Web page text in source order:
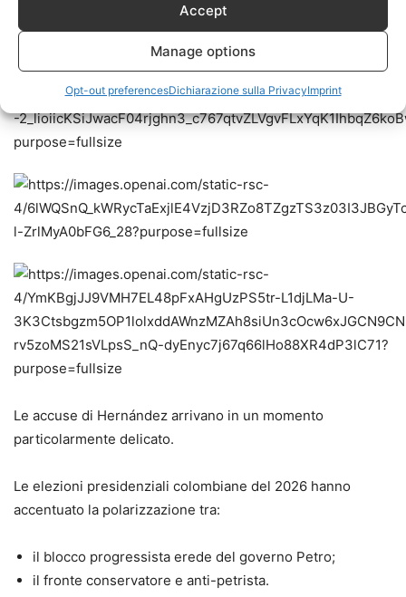
Accept
Manage options
Opt-out preferencesDichiarazione sulla PrivacyImprint
Una Colombia ancora divisa
Le accuse di Hernández arrivano in un momento
particolarmente delicato.
Le elezioni presidenziali colombiane del 2026 hanno
accentuato la polarizzazione tra:
il blocco progressista erede del governo Petro;
il fronte conservatore e anti-petrista.